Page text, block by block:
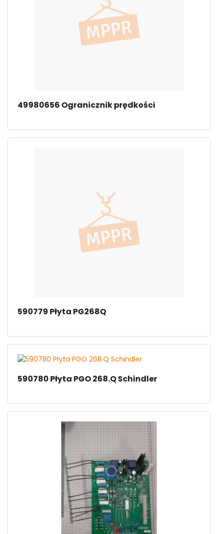
49980656 Ogranicznik prędkości
590779 Płyta PG268Q
590780 Płyta PGO 268.Q Schindler